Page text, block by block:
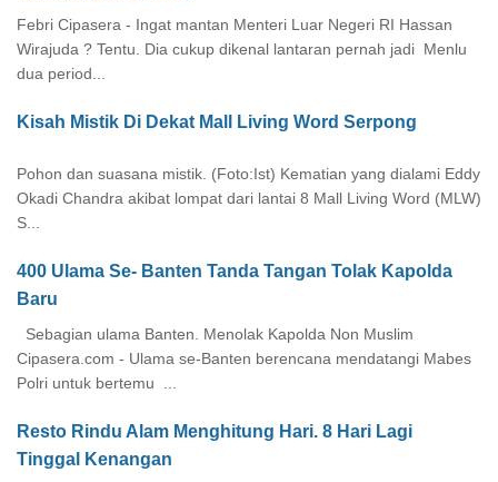
Febri Cipasera - Ingat mantan Menteri Luar Negeri RI Hassan
Wirajuda ? Tentu. Dia cukup dikenal lantaran pernah jadi Menlu
dua period...
Kisah Mistik Di Dekat Mall Living Word Serpong
Pohon dan suasana mistik. (Foto:Ist) Kematian yang dialami Eddy
Okadi Chandra akibat lompat dari lantai 8 Mall Living Word (MLW)
S...
400 Ulama Se- Banten Tanda Tangan Tolak Kapolda
Baru
Sebagian ulama Banten. Menolak Kapolda Non Muslim
Cipasera.com - Ulama se-Banten berencana mendatangi Mabes
Polri untuk bertemu ...
Resto Rindu Alam Menghitung Hari. 8 Hari Lagi
Tinggal Kenangan